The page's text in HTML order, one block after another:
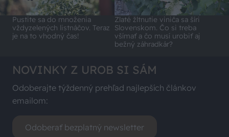
Pustite sa do množenia
vždyzelených listnáčov. Teraz
je na to vhodný čas!
Zlaté žltnutie viniča sa šíri
Slovenskom. Čo si treba
všímať a čo musí urobiť aj
bežný záhradkár?
NOVINKY Z UROB SI SÁM
Odoberajte týždenný prehľad najlepších článkov
emailom:
Odoberať bezplatný newsletter